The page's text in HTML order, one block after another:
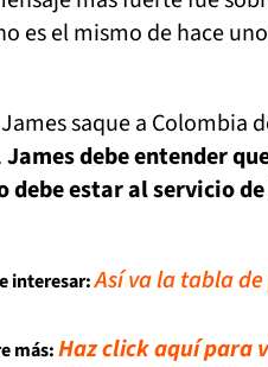
es el mismo de hace
saque a Colombia
James debe entender
debe estar al servicio
interesar:Así va la tabla
más:Haz click aquí para